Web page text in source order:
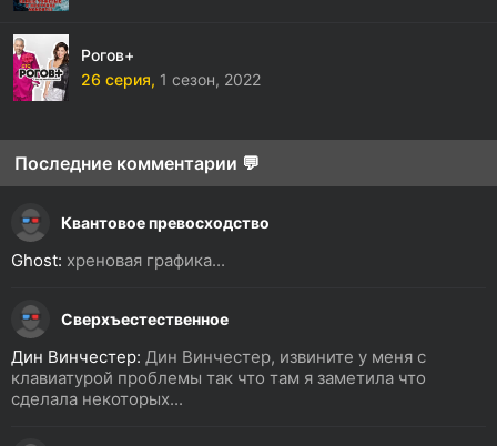
Рогов+
26 серия, 1 сезон, 2022
Последние комментарии 💬
Квантовое превосходство
Ghost: хреновая графика...
Сверхъестественное
Дин Винчестер: Дин Винчестер, извините у меня с
клавиатурой проблемы так что там я заметила что
сделала некоторых...